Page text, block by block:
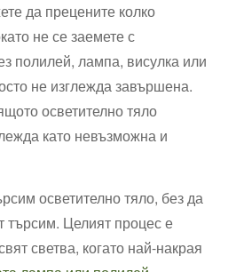
да прецените колко
не се заемете с
полилей, лампа, висулка или
не изглежда завършена.
осветително тяло
като невъзможна и
осветително тяло, без да
търсим. Целият процес е
светва, когато най-накрая